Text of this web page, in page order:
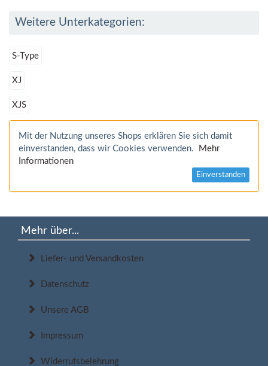
Weitere Unterkategorien:
S-Type
XJ
XJS
Mit der Nutzung unseres Shops erklären Sie sich damit
einverstanden, dass wir Cookies verwenden.
Mehr
Informationen
Einverstanden
Mehr über...
Liefer- und Versandkosten
Datenschutz
Unsere AGB
Impressum
Widerrufsbelehrung